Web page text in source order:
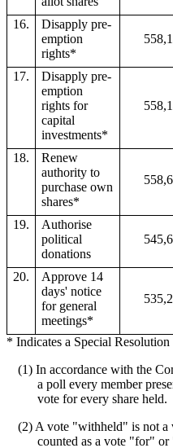
16.
Disapply pre-
emption
rights*
17.
Disapply pre-
emption
rights for
capital
investments*
18.
Renew
authority to
purchase own
shares*
19.
Authorise
political
donations
20.
Approve 14
days' notice
for general
meetings*
* Indicates a Special
(1) In accordance with the
a poll every member
vote for every share held.
(2) A vote "withheld" is not a
counted as a vote "for"